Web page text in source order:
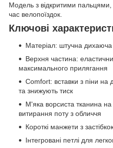
Модель з відкритими
час велопоїздок.
Ключові
Матеріал: штучна
Верхня частина:
максимального прилягання
Comfort: вставки з піни на
та знижують тиск
М'яка ворсиста тканина
витирання поту з обличчя
Короткі манжети з
Інтегровані петлі для